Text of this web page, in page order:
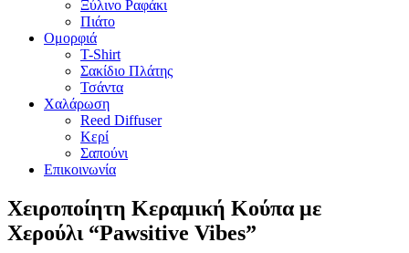
Ξύλινο Ραφάκι
Πιάτο
Ομορφιά
T-Shirt
Σακίδιο Πλάτης
Τσάντα
Χαλάρωση
Reed Diffuser
Κερί
Σαπούνι
Επικοινωνία
Χειροποίητη Κεραμική Κούπα με
Χερούλι “Pawsitive Vibes”